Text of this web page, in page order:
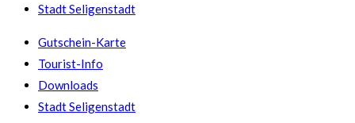
Stadt Seligenstadt
Gutschein-Karte
Tourist-Info
Downloads
Stadt Seligenstadt